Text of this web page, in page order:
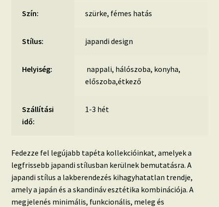
Szín: szürke, fémes hatás
Stílus: japandi design
Helyiség:
nappali, hálószoba, konyha,
előszoba,étkező
Szállítási
idő:
1-3 hét
Fedezze fel legújabb tapéta kollekcióinkat, amelyek a
legfrissebb japandi stílusban kerülnek bemutatásra. A
japandi stílus a lakberendezés kihagyhatatlan trendje,
amely a japán és a skandináv esztétika kombinációja. A
megjelenés minimális, funkcionális, meleg és